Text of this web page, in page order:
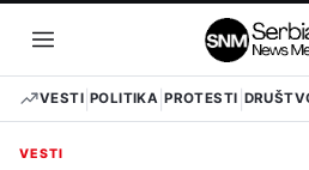
sadržaj
Otvori
meni
VESTI POLITIKA PROTESTI
VESTI